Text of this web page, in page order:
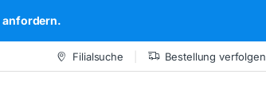
anfordern.
Filialsuche Bestellung verfolgen